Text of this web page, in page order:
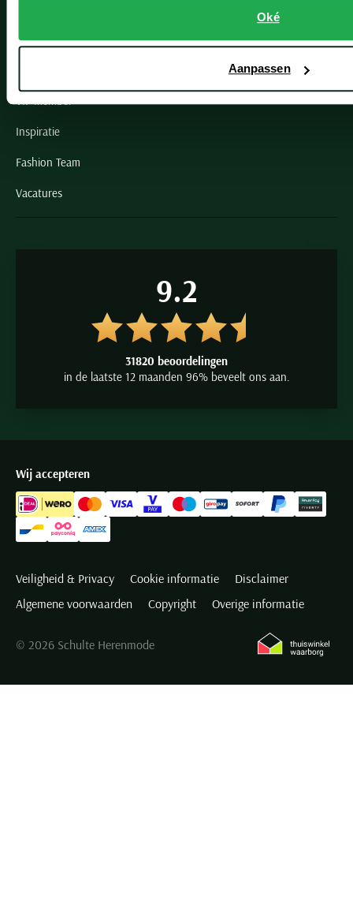
Oké
Aanpassen
Grote maten herenkleding
VIP member
Inspiratie
Fashion Team
Vacatures
9.2
31820 beoordelingen
in de laatste 12 maanden 96% beveelt ons aan.
Wij accepteren
Veiligheid & Privacy Cookie informatie
Disclaimer
Algemene voorwaarden
Copyright Overige informatie
© 2026 Schulte Herenmode